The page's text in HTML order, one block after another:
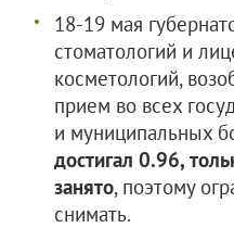
18-19 мая
стоматологий и
косметологий,
прием во всех
и муниципальных
достигал 0.96,
занято, поэтому
снимать.